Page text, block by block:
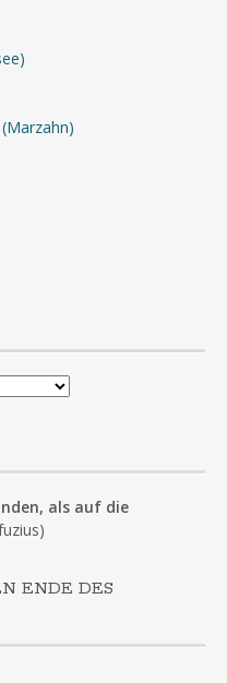
als auf die
ENDE DES